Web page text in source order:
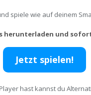
spiele wie auf deinem
herunterladen und
Jetzt spielen!
hast kannst du